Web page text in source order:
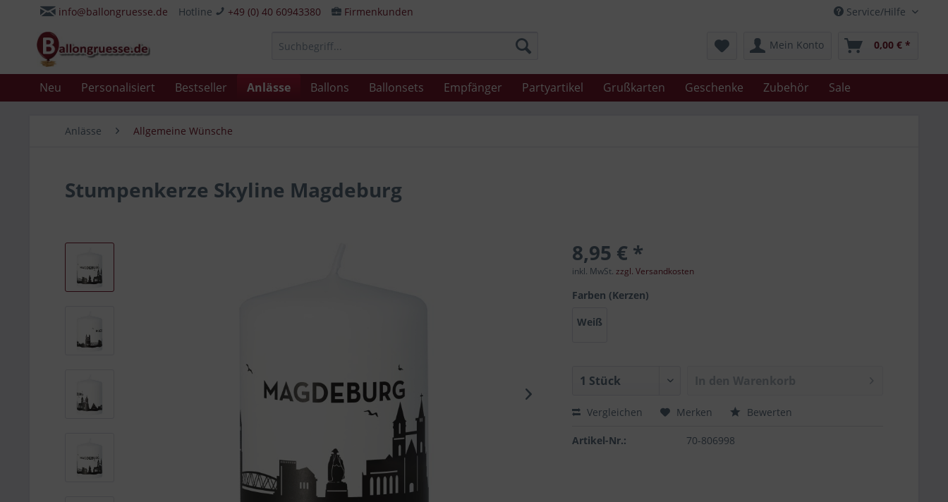
Service/Hilfe
info@ballongruesse.de Hotline +49 (0) 40 60943380 Firmenkunden
Mein Konto 0,00 € *
Neu Personalisiert Bestseller Anlässe Ballons Ballonsets Empfänger Partyartikel Grußkarten Geschenke Zubehör Sale
Anlässe Allgemeine Wünsche
Stumpenkerze Skyline Magdeburg
8,95 € *
inkl. MwSt.zzgl. Versandkosten
Farben (Kerzen)
Weiß
Vergleichen Merken Bewerten
Artikel-Nr.: 70-806998